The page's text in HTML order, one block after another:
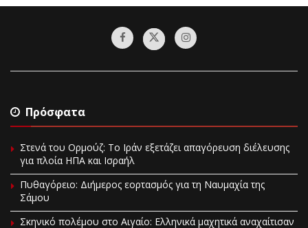
Πρόσφατα
Στενά του Ορμούζ: Το Ιράν εξετάζει απαγόρευση διέλευσης
για πλοία ΗΠΑ και Ισραήλ
Πυθαγόρειο: Διήμερος εορτασμός για τη Ναυμαχία της
Σάμου
Σκηνικό πολέμου στο Αιγαίο: Ελληνικά μαχητικά αναχαίτισαν